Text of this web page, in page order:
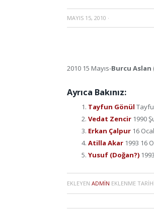
MAYIS 15, 2010 ·
2010 15 Mayıs-Burcu Aslan
Ayrıca Bakınız:
Tayfun Gönül
Vedat Zencir 1990
Erkan Çalpur 16
Atilla Akar 1993 16
Yusuf (Doğan?)
EKLEYEN ADMIN EKLENME